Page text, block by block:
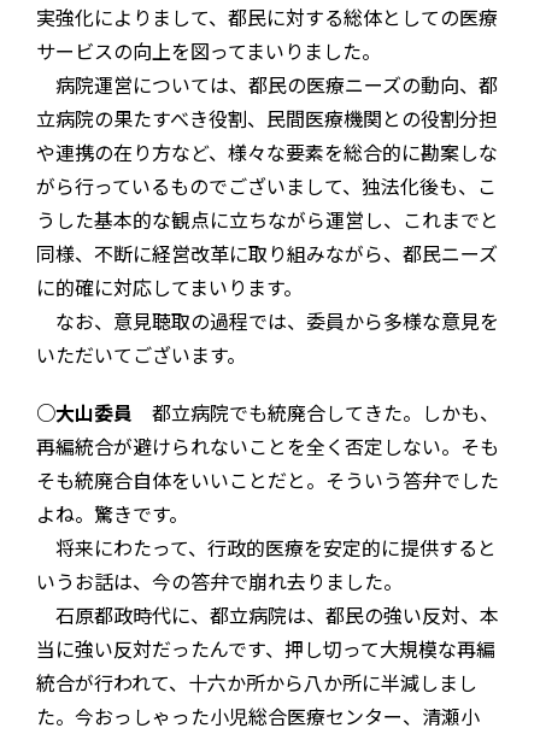
実強化によりまして、都民に対する総体としての医療
サービスの向上を図ってまいりました。
病院運営については、都民の医療ニーズの動向、都
立病院の果たすべき役割、民間医療機関との役割分担
や連携の在り方など、様々な要素を総合的に勘案しな
がら行っているものでございまして、独法化後も、こ
うした基本的な観点に立ちながら運営し、これまでと
同様、不断に経営改革に取り組みながら、都民ニーズ
に的確に対応してまいります。
なお、意見聴取の過程では、委員から多様な意見を
いただいてございます。
○大山委員 都立病院でも統廃合してきた。しかも、
再編統合が避けられないことを全く否定しない。そも
そも統廃合自体をいいことだと。そういう答弁でした
よね。驚きです。
将来にわたって、行政的医療を安定的に提供すると
いうお話は、今の答弁で崩れ去りました。
石原都政時代に、都立病院は、都民の強い反対、本
当に強い反対だったんです、押し切って大規模な再編
統合が行われて、十六か所から八か所に半減しまし
た。今おっしゃった小児総合医療センター、清瀬小